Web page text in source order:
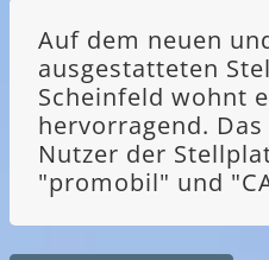
Auf dem neuen
ausgestatteten
Scheinfeld wohnt
hervorragend.
Nutzer der
"promobil" und